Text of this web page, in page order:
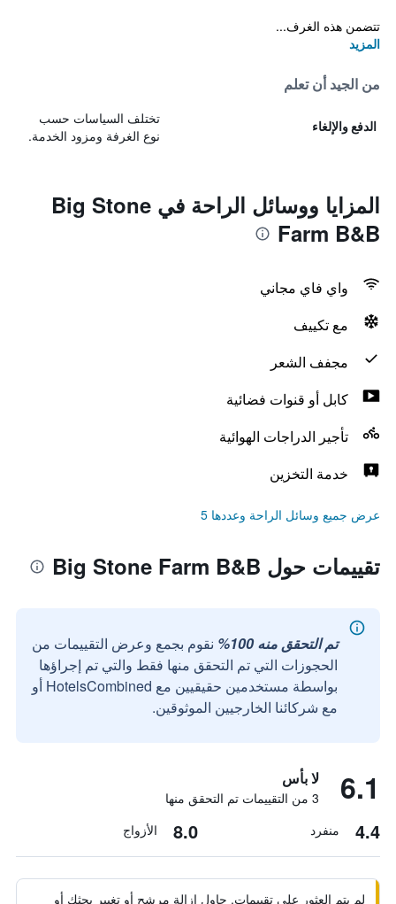
تتضمن هذه الغرف...
المزيد
من الجيد أن تعلم
الدفع والإلغاء
تختلف السياسات حسب
نوع الغرفة ومزود الخدمة.
المزايا ووسائل الراحة في Big Stone
Farm B&B
واي فاي مجاني
مع تكييف
مجفف الشعر
كابل أو قنوات فضائية
تأجير الدراجات الهوائية
خدمة التخزين
عرض جميع وسائل الراحة وعددها 5
تقييمات حول Big Stone Farm B&B
تم التحقق منه 100%
نقوم بجمع وعرض التقييمات من
الحجوزات التي تم التحقق منها فقط والتي تم إجراؤها
بواسطة مستخدمين حقيقيين مع HotelsCombined أو
مع شركائنا الخارجيين الموثوقين.
6.1 لا بأس
3 من التقييمات تم التحقق منها
4.4 منفرد 8.0 الأزواج
لم يتم العثور على تقييمات. حاول إزالة مرشح أو تغيير بحثك أو